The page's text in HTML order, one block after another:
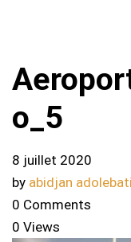
o_5
8 juillet 2020
by abidjan
0 Comments
0 Views